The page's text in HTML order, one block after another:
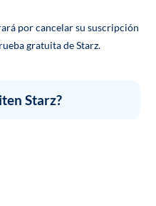
por cancelar su suscripción
gratuita de Starz.
Starz?